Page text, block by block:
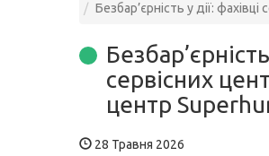
Безбар’єрність у дії:
сервісних
центр
28 Травня 2026